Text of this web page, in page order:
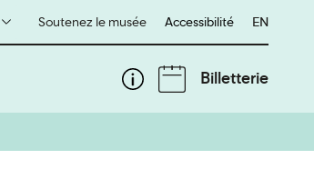
Soutenez le musée Accessibilité English
EN
Billetterie